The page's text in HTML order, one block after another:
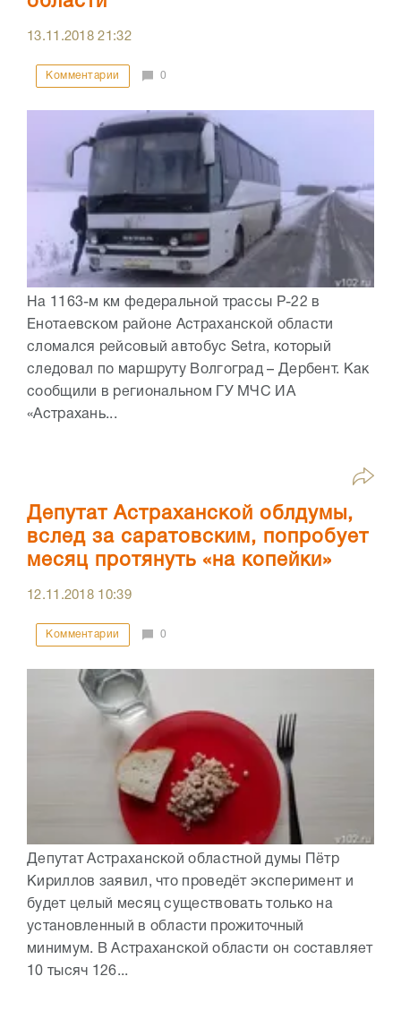
13.11.201821:32
Комментарии 0
На 1163-м км федеральной трассы Р-22 в
Енотаевском районе Астраханской области
сломался рейсовый автобус Setra, который
следовал по маршруту Волгоград – Дербент. Как
сообщили в региональном ГУ МЧС ИА
«Астрахань...
Депутат Астраханской облдумы,
вслед за саратовским, попробует
месяц протянуть «на копейки»
12.11.2018 10:39
Комментарии 0
Депутат Астраханской областной думы Пётр
Кириллов заявил, что проведёт эксперимент и
будет целый месяц существовать только на
установленный в области прожиточный
минимум. В Астраханской области он составляет
10 тысяч 126...